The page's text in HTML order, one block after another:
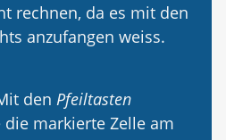
rechnen, da es mit den
an­zufangen weiss.
den Pfeiltasten
die markierte Zelle am